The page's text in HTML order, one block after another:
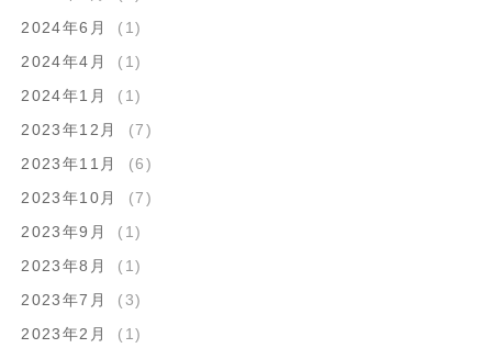
2024年6月
(1)
2024年4月
(1)
2024年1月
(1)
2023年12月
(7)
2023年11月
(6)
2023年10月
(7)
2023年9月
(1)
2023年8月
(1)
2023年7月
(3)
2023年2月
(1)